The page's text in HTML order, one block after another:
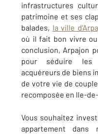
infrastructures
patrimoine et ses
balades, la ville
où il fait bon vivre
conclusion, Arpajon
pour séduire les
acquéreurs de biens
de votre vie de
recomposée en Ile-
Vous souhaitez
appartement dans